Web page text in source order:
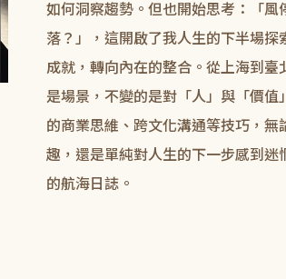
如何洞察趨勢。但也開始思考：「風
落？」，這開啟了我人生的下半場探
成就，轉向內在的整合。從上海到
是場景，不變的是對「人」與「價值
的商業思維、跨文化溝通等技巧，
趣，還是單純對人生的下一步感到迷
的航海日誌。